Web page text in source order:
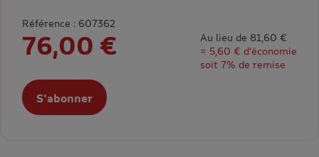
Référence : 607362
76,00 €
Au lieu de 81,60 €
= 5,60 € d’économie
soit 7% de remise
S'abonner